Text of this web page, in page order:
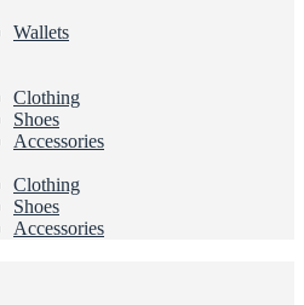
Wallets
Clothing
Shoes
Accessories
Clothing
Shoes
Accessories